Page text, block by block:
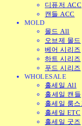
디퓨저 ACC
캔들 ACC
MOLD
몰드 All
오브제 몰드
베어 시리즈
하트 시리즈
푸드 시리즈
WHOLESALE
홀세일 All
홀세일 캔들
홀세일 룸스
홀세일 ETC
홀세일 굿즈